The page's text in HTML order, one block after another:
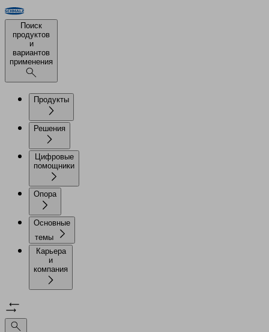
Поиск
продуктов
и
вариантов
применения
Продукты
Решения
Цифровые
помощники
Опора
Основные
темы
Карьера
и
компания